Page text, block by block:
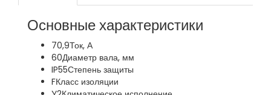
Основные характеристики
70,9Ток, А
60Диаметр вала, мм
IP55Степень защиты
FКласс изоляции